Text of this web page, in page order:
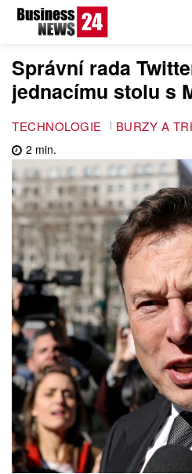
Správní rada
jednacímu stolu s
TECHNOLOGIE BURZY A
2 min.